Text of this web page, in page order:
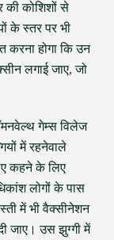
कोशिशों से
के स्तर पर भी
करना होगा कि उन
लगाई जाए, जो
गेम्स विलेज
में रहनेवाले
कहने के लिए
लोगों के पास
में भी वैक्सीनेशन
जाए। उस झुग्गी में